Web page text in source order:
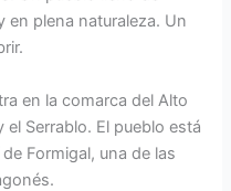
en plena naturaleza. Un
en la comarca del Alto
el Serrablo. El pueblo está
Formigal, una de las